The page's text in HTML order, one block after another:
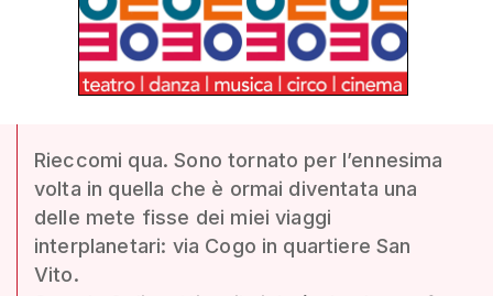
Rieccomi qua. Sono tornato per l’ennesima
volta in quella che è ormai diventata una
delle mete fisse dei miei viaggi
interplanetari: via Cogo in quartiere San
Vito.